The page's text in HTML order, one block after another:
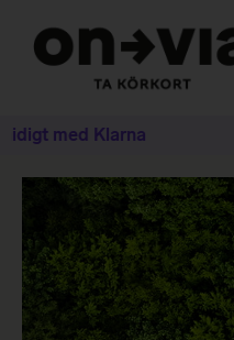
med Klarna